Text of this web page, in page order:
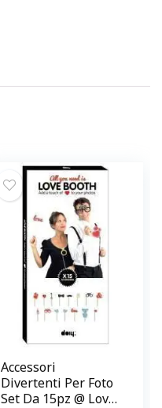
Accessori
Divertenti Per Foto
Set Da 15pz @ Love